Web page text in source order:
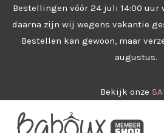
naar
Bestellingen vóór 24 juli 14:00 uur
daarna zijn wij wegens vakantie
Bestellen kan gewoon, maar
augustus.
Bekijk onze